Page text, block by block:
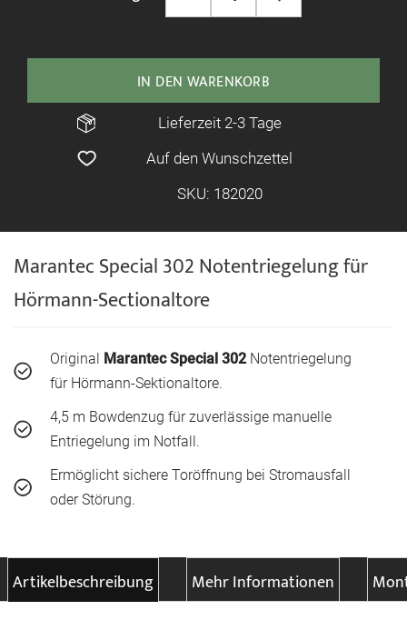
Marantec Special 302 Notentriegelung für
Hörmann-Sectionaltore
IN DEN WARENKORB
Lieferzeit 2-3 Tage
Auf den Wunschzettel
SKU: 182020
Original Marantec Special 302Notentriegelung
für Hörmann-Sektionaltore.
4,5 m Bowdenzug für zuverlässige manuelle
Entriegelung im Notfall.
Ermöglicht sichere Toröffnung bei Stromausfall
oder Störung.
Artikelbeschreibung Mehr Informationen